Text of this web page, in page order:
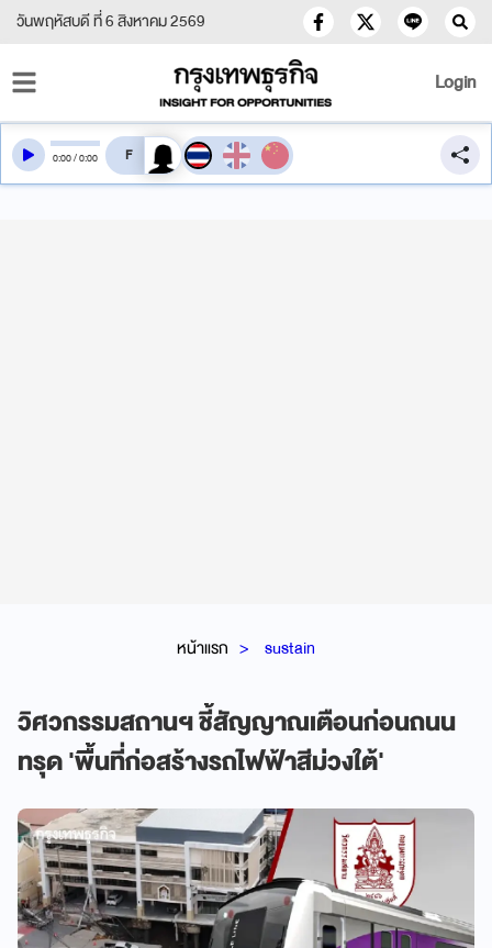
วันพฤหัสบดี ที่ 6 สิงหาคม 2569
Login
หน้าแรก sustain
วิศวกรรมสถานฯ ชี้สัญญาณเตือนก่อนถนน
ทรุด 'พื้นที่ก่อสร้างรถไฟฟ้าสีม่วงใต้'
0:00/0:00 สลับเสียงอ่าน